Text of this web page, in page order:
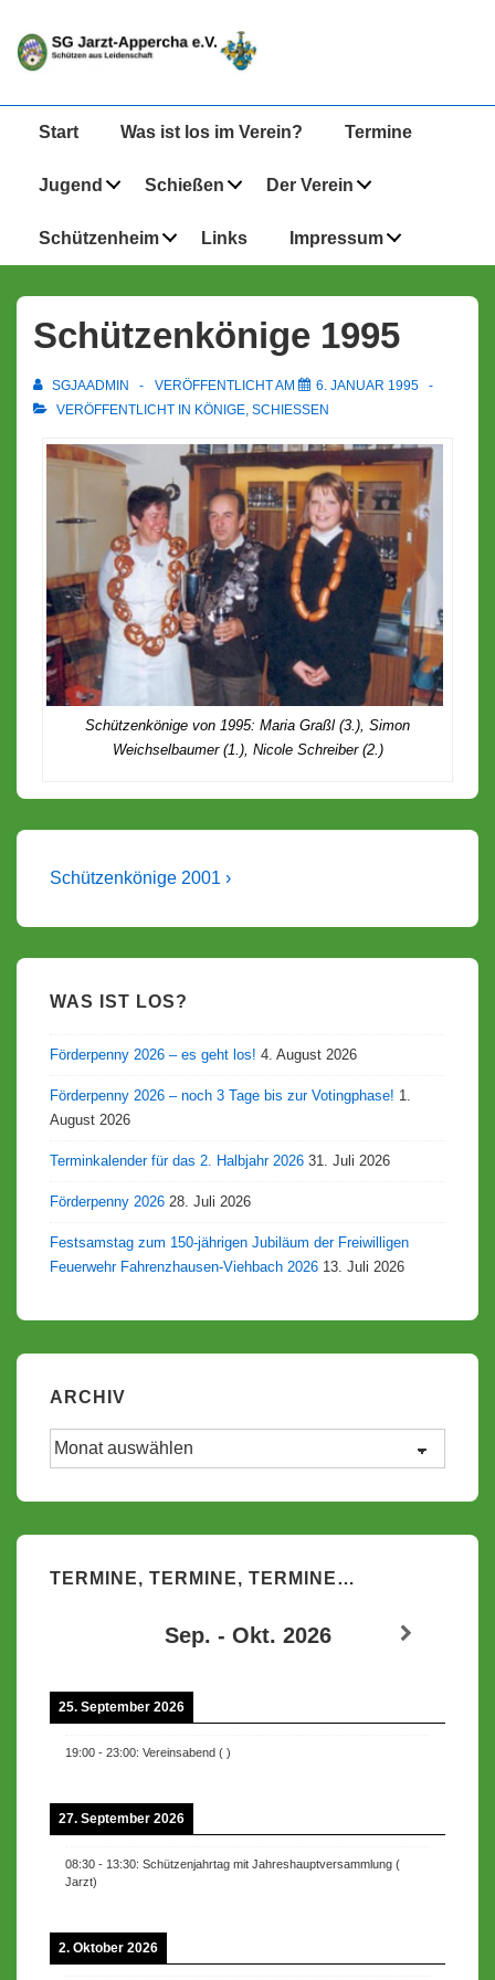
Zum
Inhalt
Hauptnavigation
Start Was ist los im Verein? Termine
Jugend Schießen Der Verein
Schützenheim Links Impressum
Schützenkönige 1995
SGJAADMIN VERÖFFENTLICHT AM
6. JANUAR 1995
VERÖFFENTLICHT IN KÖNIGE, SCHIESSEN
Schützenkönige von 1995: Maria Graßl (3.), Simon
Weichselbaumer (1.), Nicole Schreiber (2.)
Beitragsnavigation
Nächster
Schützenkönige 2001 ›
WAS IST LOS?
Förderpenny 2026 – es geht los! 4. August 2026
Förderpenny 2026 – noch 3 Tage bis zur Votingphase! 1.
August 2026
Terminkalender für das 2. Halbjahr 2026 31. Juli 2026
Förderpenny 2026 28. Juli 2026
Festsamstag zum 150-jährigen Jubiläum der Freiwilligen
Feuerwehr Fahrenzhausen-Viehbach 2026 13. Juli 2026
ARCHIV
Archiv
TERMINE, TERMINE, TERMINE…
Sep. - Okt. 2026
25. September 2026
19:00 - 23:00: Vereinsabend ( )
27. September 2026
08:30 - 13:30: Schützenjahrtag mit Jahreshauptversammlung (
Jarzt)
2. Oktober 2026